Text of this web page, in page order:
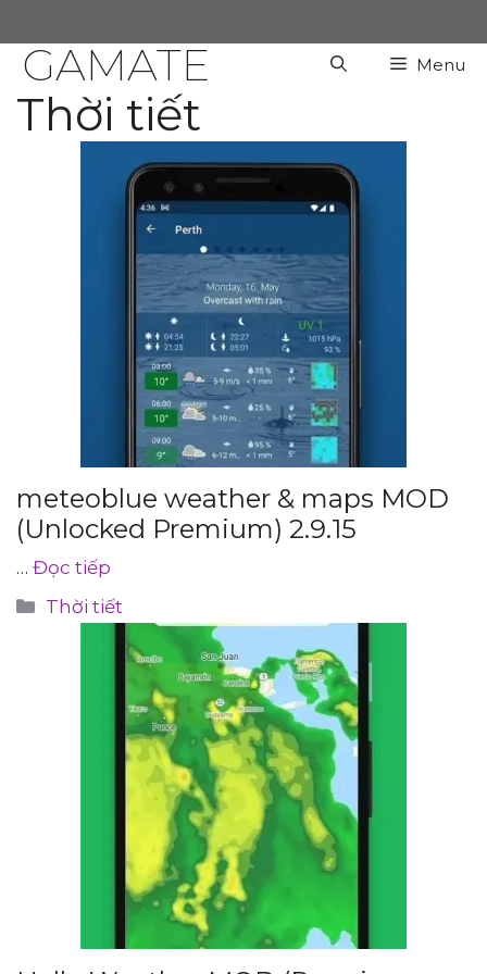
đến
nội
dung
GAMATE Menu
Thời tiết
meteoblue weather & maps MOD
(Unlocked Premium) 2.9.15
… Đọc tiếp
Danh
mục
Thời tiết